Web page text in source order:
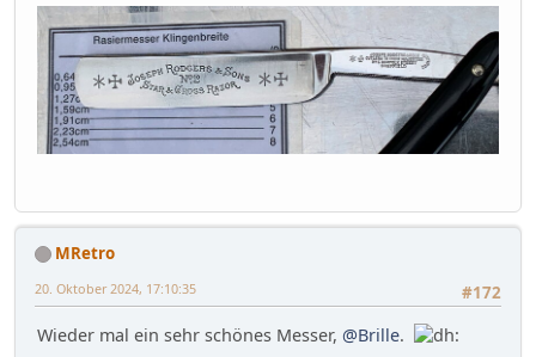
MRetro
#172
20. Oktober 2024, 17:10:35
Wieder mal ein sehr schönes Messer, @Brille.